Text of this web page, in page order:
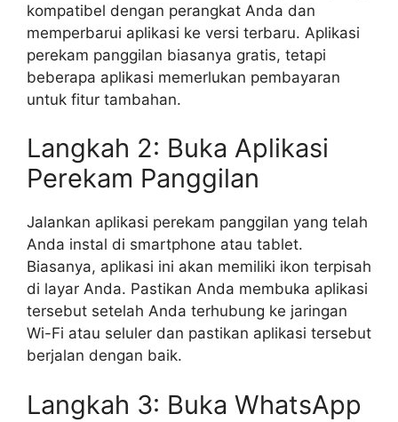
kompatibel dengan perangkat Anda dan
memperbarui aplikasi ke versi terbaru. Aplikasi
perekam panggilan biasanya gratis, tetapi
beberapa aplikasi memerlukan pembayaran
untuk fitur tambahan.
Langkah 2: Buka Aplikasi
Perekam Panggilan
Jalankan aplikasi perekam panggilan yang telah
Anda instal di smartphone atau tablet.
Biasanya, aplikasi ini akan memiliki ikon terpisah
di layar Anda. Pastikan Anda membuka aplikasi
tersebut setelah Anda terhubung ke jaringan
Wi-Fi atau seluler dan pastikan aplikasi tersebut
berjalan dengan baik.
Langkah 3: Buka WhatsApp